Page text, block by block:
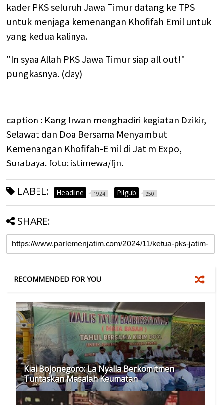
kader PKS seluruh Jawa Timur datang ke TPS
untuk menjaga kemenangan Khofifah Emil untuk
yang kedua kalinya.
"In syaa Allah PKS Jawa Timur siap all out!"
pungkasnya. (day)
caption : Kang Irwan menghadiri kegiatan Dzikir,
Selawat dan Doa Bersama Menyambut
Kemenangan Khofifah-Emil di Jatim Expo,
Surabaya. foto: istimewa/fjn.
LABEL: Headline 1924 Pilgub 250
SHARE:
RECOMMENDED FOR YOU
Kiai Bojonegoro: La Nyalla Berkomitmen
Tuntaskan Masalah Keumatan